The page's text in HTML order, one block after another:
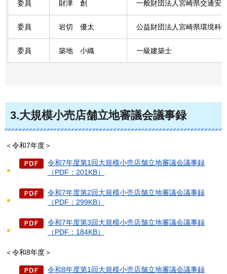
委員 財津 創 一般財団法人宮崎県交通安
委員 岩切 優太 公益財団法人宮崎県環境科
委員 築地 小織 一級建築士
3.大規模小売店舗立地審議会議事録
＜令和7年度＞
令和7年度第1回大規模小売店舗立地審議会議事録
（PDF：201KB）
令和7年度第2回大規模小売店舗立地審議会議事録
（PDF：299KB）
令和7年度第3回大規模小売店舗立地審議会議事録
（PDF：184KB）
＜令和8年度＞
令和8年度第1回大規模小売店舗立地審議会議事録